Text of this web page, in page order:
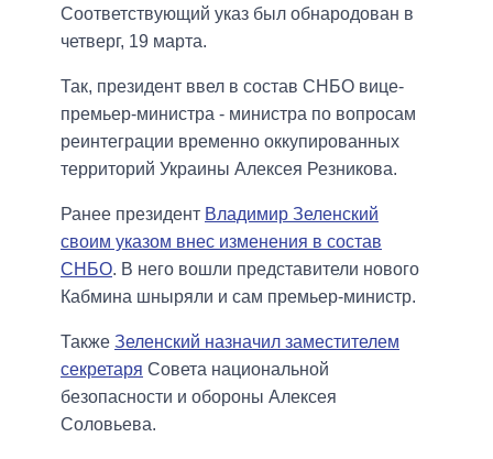
Соответствующий указ был обнародован в
четверг, 19 марта.
Так, президент ввел в состав СНБО вице-
премьер-министра - министра по вопросам
реинтеграции временно оккупированных
территорий Украины Алексея Резникова.
Ранее президент Владимир Зеленский
своим указом внес изменения в состав
СНБО. В него вошли представители нового
Кабмина шныряли и сам премьер-министр.
Также Зеленский назначил заместителем
секретаря Совета национальной
безопасности и обороны Алексея
Соловьева.